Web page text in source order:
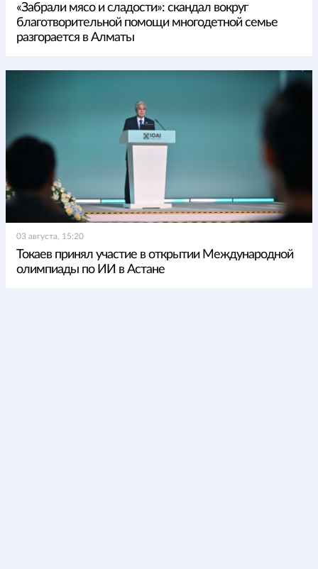
«Забрали мясо и сладости»: скандал вокруг
благотворительной помощи многодетной семье
разгорается в Алматы
03 августа, 15:20
Токаев принял участие в открытии Международной
олимпиады по ИИ в Астане